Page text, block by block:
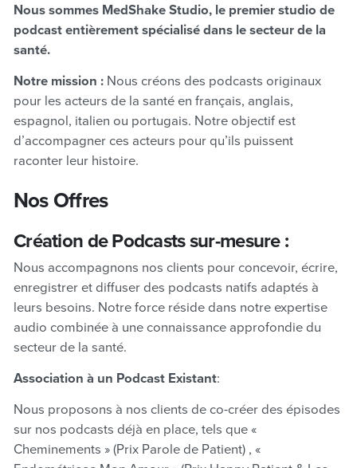
Nous sommes MedShake Studio, le premier studio de
podcast entièrement spécialisé dans le secteur de la
santé.
Notre mission : Nous créons des podcasts originaux
pour les acteurs de la santé en français, anglais,
espagnol, italien ou portugais. Notre objectif est
d’accompagner ces acteurs pour qu’ils puissent
raconter leur histoire.
Nos Offres
Création de Podcasts sur-mesure:
Nous accompagnons nos clients pour concevoir, écrire,
enregistrer et diffuser des podcasts natifs adaptés à
leurs besoins. Notre force réside dans notre expertise
audio combinée à une connaissance approfondie du
secteur de la santé.
Association à un Podcast Existant:
Nous proposons à nos clients de co-créer des épisodes
sur nos podcasts déjà en place, tels que «
Cheminements » (Prix Parole de Patient) , «